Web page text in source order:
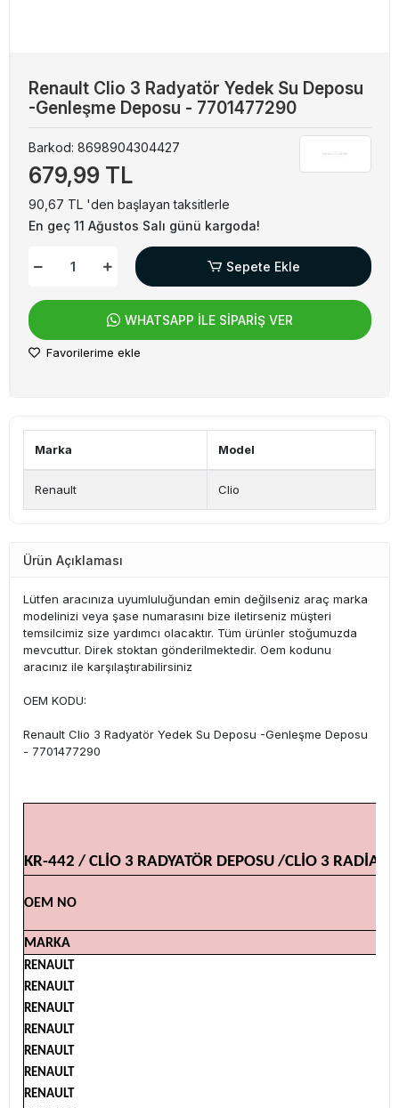
Renault Clio 3 Radyatör Yedek Su Deposu
-Genleşme Deposu - 7701477290
Barkod: 8698904304427
679,99 TL
90,67 TL 'den başlayan taksitlerle
En geç 11 Ağustos Salı günü kargoda!
Sepete Ekle
WHATSAPP İLE SİPARİŞ VER
Favorilerime ekle
Marka Model
Renault Clio
Ürün Açıklaması
Lütfen aracınıza uyumluluğundan emin değilseniz araç marka
modelinizi veya şase numarasını bize iletirseniz müşteri
temsilcimiz size yardımcı olacaktır. Tüm ürünler stoğumuzda
mevcuttur. Direk stoktan gönderilmektedir. Oem kodunu
aracınız ile karşılaştırabilirsiniz
OEM KODU:
Renault Clio 3 Radyatör Yedek Su Deposu -Genleşme Deposu
- 7701477290
KR-442 / CLİO 3 RADYATÖR DEPOSU /CLİO 3
OEM NO
MARKA
RENAULT
RENAULT
RENAULT
RENAULT
RENAULT
RENAULT
RENAULT